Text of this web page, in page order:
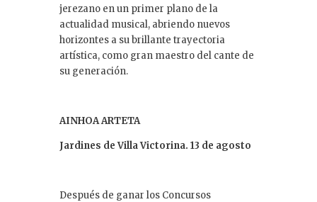
jerezano en un primer plano de la
actualidad musical, abriendo nuevos
horizontes a su brillante trayectoria
artística, como gran maestro del cante de
su generación.
AINHOA ARTETA
Jardines de Villa Victorina. 13 de agosto
Después de ganar los Concursos